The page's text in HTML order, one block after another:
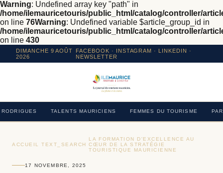
Warning: Undefined array key "path" in
/home/ilemauricetouris/public_html/catalog/controller/
on line 76Warning: Undefined variable $article_group_id in
/home/ilemauricetouris/public_html/catalog/controller/
on line 430
DIMANCHE 9 AOÛT
2026
FACEBOOK · INSTAGRAM · LINKEDIN ·
NEWSLETTER
RODRIGUES TALENTS MAURICIENS FEMMES DU TOURISME
ACCUEIL ›TEXT_SEARCH ›
LA FORMATION D'EXCELLENCE AU
CŒUR DE LA STRATÉGIE
TOURISTIQUE MAURICIENNE
17 NOVEMBRE, 2025